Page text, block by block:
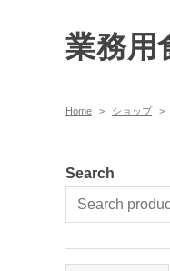
業務用
Home ショップ
Search